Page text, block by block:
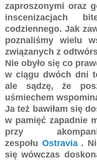
zaproszonymi oraz
inscenizacjach
codziennego. Jak
poznaliśmy wielu
związanych z
Nie obyło się co
w ciągu dwóch dni
ale sądzę, że
uśmiechem
Ja też bawiłam się
w pamięć zapadnie
przy
zespołu Ostravia .
się wówczas